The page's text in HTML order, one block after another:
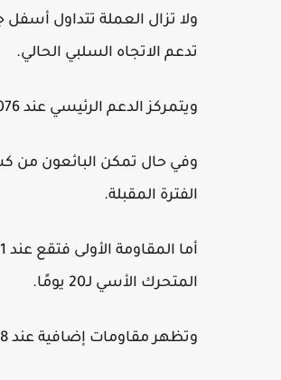
ولا تزال العملة تتداول
تدعم الاتجاه السلبي الحالي.
ويتمركز الدعم الرئيسي عند 1.0076 دولار، بينما يراقب المستثمرون عن كثب الحاجز النفسي المهم عند 1 دولار.
الفترة المقبلة.
المتحرك الأسي لـ20 يومًا.
وتظهر مقاومات إضافية عند 1.2798 دولار ثم 1.3116 دولار بالقرب من المتوسط المتحرك الأسي لـ200 يوم.